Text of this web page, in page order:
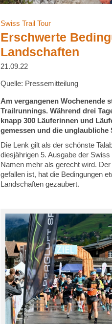
Swiss Trail Tour
Erschwerte
Landschaften
21.09.22
Quelle: Pressemitteilung
Am vergangenen Wochenende
Trailrunnings. Während drei
knapp 300 Läuferinnen und
gemessen und die unglaubliche
Die Lenk gilt als der schönste
diesjährigen 5. Ausgabe der
Namen mehr als gerecht wird.
gefallen ist, hat die Bedingungen
Landschaften gezaubert.